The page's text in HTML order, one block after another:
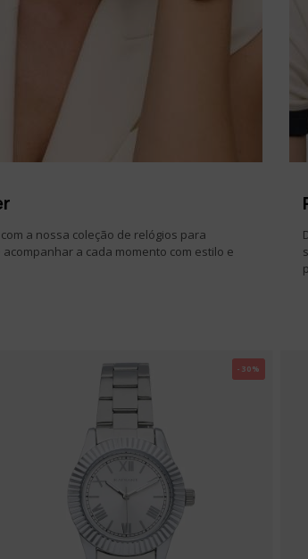
a nossa coleção de relógios para
a cada momento com estilo e
-30%
Ao subscreveres,
cancelar a subscrição